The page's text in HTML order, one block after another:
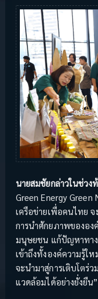
นายสมชัยกล่าวในช่วง
Green Energy
เครือข่ายเพื่อคนไทย
การนำศักยภาพขององ
มนุษยชน แก้ปัญหาทาง
เข้าถึงทั้งองค์ความรู้ใ
จะนำมาสู่การเติบโตร่
แวดล้อมได้อย่างยั่งยืน”